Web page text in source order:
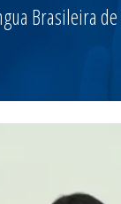
Brasileira